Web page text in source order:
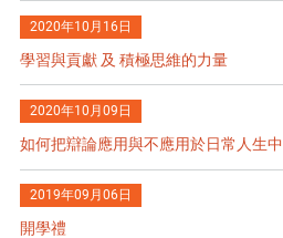
2020年10月16日
學習與貢獻 及 積極思維的力量
2020年10月09日
如何把辯論應用與不應用於日常人生中
2019年09月06日
開學禮